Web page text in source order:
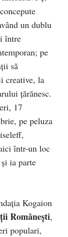
un dublu
între
pe
să
creative, la
țărănesc.
17
pe peluza
într-un loc
ia parte
Kogaion
Româneşti,
populari,